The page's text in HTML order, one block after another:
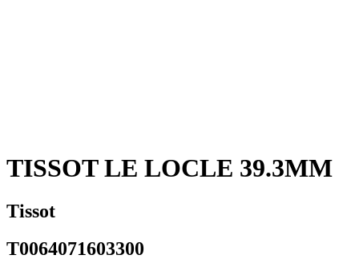
TISSOT LE LOCLE 39.3MM
Tissot
T0064071603300